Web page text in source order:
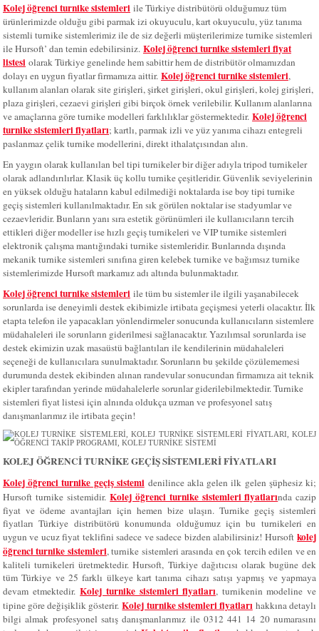
Kolej öğrenci turnike sistemleri ile Türkiye distribütörü olduğumuz tüm
ürünlerimizde olduğu gibi parmak izi okuyuculu, kart okuyuculu, yüz tanıma
sistemli turnike sistemlerimiz ile de siz değerli müşterilerimize turnike sistemleri
ile Hursoft’ dan temin edebilirsiniz. Kolej öğrenci turnike sistemleri fiyat
listesi olarak Türkiye genelinde hem sabittir hem de distribütör olmamızdan
dolayı en uygun fiyatlar firmamıza aittir. Kolej öğrenci turnike sistemleri,
kullanım alanları olarak site girişleri, şirket girişleri, okul girişleri, kolej girişleri,
plaza girişleri, cezaevi girişleri gibi birçok örnek verilebilir. Kullanım alanlarına
ve amaçlarına göre turnike modelleri farklılıklar göstermektedir. Kolej öğrenci
turnike sistemleri fiyatları; kartlı, parmak izli ve yüz yanıma cihazı entegreli
paslanmaz çelik turnike modellerini, direkt ithalatçısından alın.
En yaygın olarak kullanılan bel tipi turnikeler bir diğer adıyla tripod turnikeler
olarak adlandırılırlar. Klasik üç kollu turnike çeşitleridir. Güvenlik seviyelerinin
en yüksek olduğu hataların kabul edilmediği noktalarda ise boy tipi turnike
geçiş sistemleri kullanılmaktadır. En sık görülen noktalar ise stadyumlar ve
cezaevleridir. Bunların yanı sıra estetik görünümleri ile kullanıcıların tercih
ettikleri diğer modeller ise hızlı geçiş turnikeleri ve VIP turnike sistemleri
elektronik çalışma mantığındaki turnike sistemleridir. Bunlarında dışında
mekanik turnike sistemleri sınıfına giren kelebek turnike ve bağımsız turnike
sistemlerimizde Hursoft markamız adı altında bulunmaktadır.
Kolej öğrenci turnike sistemleri ile tüm bu sistemler ile ilgili yaşanabilecek
sorunlarda ise deneyimli destek ekibimizle irtibata geçişmesi yeterli olacaktır. İlk
etapta telefon ile yapacakları yönlendirmeler sonucunda kullanıcıların sistemlere
müdahaleleri ile sorunların giderilmesi sağlanacaktır. Yazılımsal sorunlarda ise
destek ekimizin uzak masaüstü bağlantıları ile kendilerinin müdahaleleri
seçeneği de kullanıcılara sunulmaktadır. Sorunların bu şekilde çözülememesi
durumunda destek ekibinden alınan randevular sonucundan firmamıza ait teknik
ekipler tarafından yerinde müdahalelerle sorunlar giderilebilmektedir. Turnike
sistemleri fiyat listesi için alnında oldukça uzman ve profesyonel satış
danışmanlarımız ile irtibata geçin!
KOLEJ ÖĞRENCİ TURNİKE GEÇİŞ SİSTEMLERİ FİYATLARI
Kolej öğrenci turnike geçiş sistemidenilince akla gelen ilk gelen şüphesiz ki;
Hursoft turnike sistemidir.Kolej öğrenci turnike sistemleri fiyatlarında cazip
fiyat ve ödeme avantajları için hemen bize ulaşın. Turnike geçiş sistemleri
fiyatları Türkiye distribütörü konumunda olduğumuz için bu turnikeleri en
uygun ve ucuz fiyat teklifini sadece ve sadece bizden alabilirsiniz! Hursoft kolej
öğrenci turnike sistemleri, turnike sistemleri arasında en çok tercih edilen ve en
kaliteli turnikeleri üretmektedir. Hursoft, Türkiye dağıtıcısı olarak bugüne dek
tüm Türkiye ve 25 farklı ülkeye kart tanıma cihazı satışı yapmış ve yapmaya
devam etmektedir.Kolej turnike sistemleri fiyatları, turnikenin modeline ve
tipine göre değişiklik gösterir.Kolej turnike sistemleri fiyatlarıhakkına detaylı
bilgi almak profesyonel satış danışmanlarımız ile 0312 441 14 20 numarasını